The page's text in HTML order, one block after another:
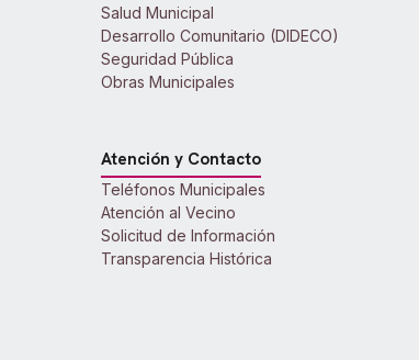
Salud Municipal
Desarrollo Comunitario (DIDECO)
Seguridad Pública
Obras Municipales
Atención y Contacto
Teléfonos Municipales
Atención al Vecino
Solicitud de Información
Transparencia Histórica